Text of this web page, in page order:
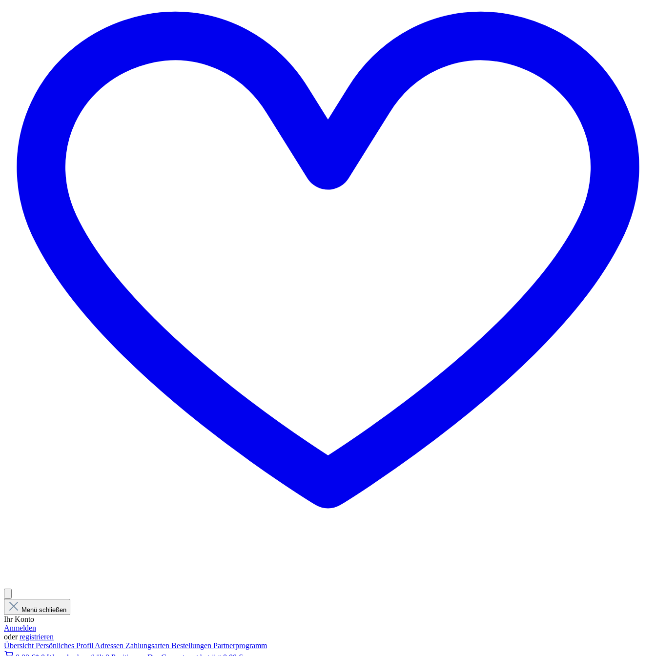
Menü schließen
Ihr Konto
Anmelden
oderregistrieren
Übersicht Persönliches Profil Adressen Zahlungsarten Bestellungen Partnerprogramm